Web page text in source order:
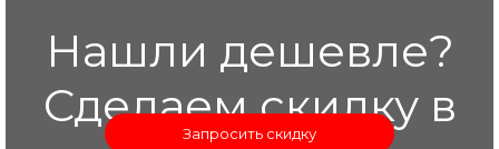
Нашли дешевле?
Сделаем скидку в
Запросить скидку